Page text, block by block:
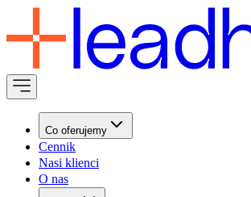
Co oferujemy
Cennik
Nasi klienci
O nas